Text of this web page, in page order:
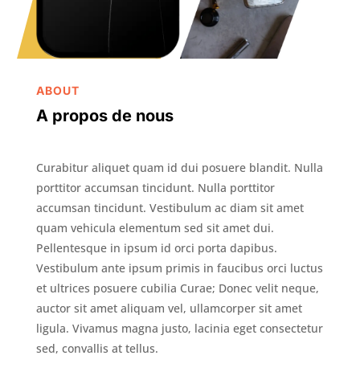
ABOUT
A propos de nous
Curabitur aliquet quam id dui posuere blandit. Nulla
porttitor accumsan tincidunt. Nulla porttitor
accumsan tincidunt. Vestibulum ac diam sit amet
quam vehicula elementum sed sit amet dui.
Pellentesque in ipsum id orci porta dapibus.
Vestibulum ante ipsum primis in faucibus orci luctus
et ultrices posuere cubilia Curae; Donec velit neque,
auctor sit amet aliquam vel, ullamcorper sit amet
ligula. Vivamus magna justo, lacinia eget consectetur
sed, convallis at tellus.